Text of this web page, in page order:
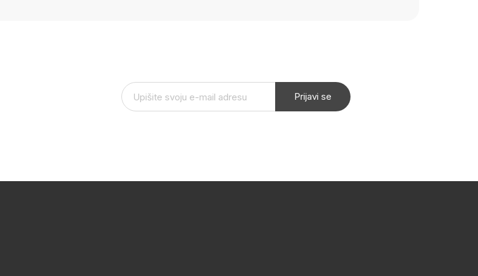
Prijavi se